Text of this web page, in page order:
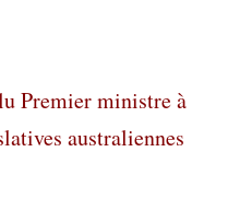
Premier ministre à
australiennes